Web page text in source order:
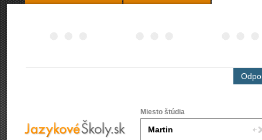
Miesto štúdia